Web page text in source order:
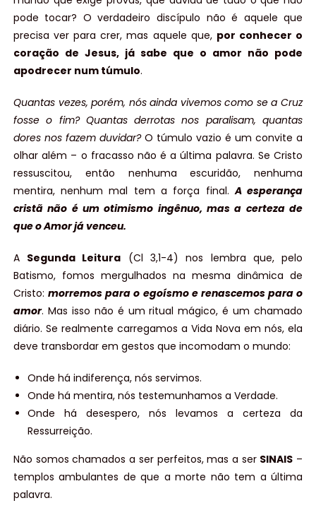
pode tocar? O verdadeiro discípulo não é aquele que
precisa ver para crer, mas aquele que, por conhecer o
coração de Jesus, já sabe que o amor não pode
apodrecer num túmulo.
Quantas vezes, porém, nós ainda vivemos como se a Cruz
fosse o fim? Quantas derrotas nos paralisam, quantas
dores nos fazem duvidar? O túmulo vazio é um convite a
olhar além – o fracasso não é a última palavra. Se Cristo
ressuscitou, então nenhuma escuridão, nenhuma
mentira, nenhum mal tem a força final.A esperança
cristã não é um otimismo ingênuo, mas a certeza de
que o Amor já venceu.
A Segunda Leitura (Cl 3,1-4) nos lembra que, pelo
Batismo, fomos mergulhados na mesma dinâmica de
Cristo:morremos para o egoísmo e renascemos para o
amor. Mas isso não é um ritual mágico, é um chamado
diário. Se realmente carregamos a Vida Nova em nós, ela
deve transbordar em gestos que incomodam o mundo:
Onde há indiferença, nós servimos.
Onde há mentira, nós testemunhamos a Verdade.
Onde há desespero, nós levamos a certeza da
Ressurreição.
Não somos chamados a ser perfeitos, mas a ser SINAIS –
templos ambulantes de que a morte não tem a última
palavra.